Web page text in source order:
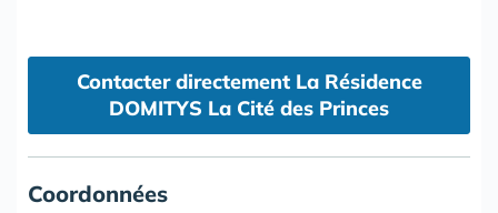
Contacter directement La Résidence
DOMITYS La Cité des Princes
Coordonnées